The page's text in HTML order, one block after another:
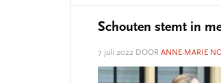
Schouten stemt in
7 juli 2022 DOOR ANNE-MARIE